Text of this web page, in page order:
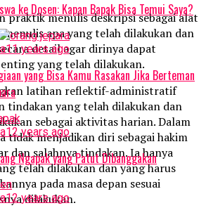
praktik menulis deskripsi sebagai alat
apa yang telah dilakukan dan
detail agar dirinya dapat
yang telah dilakukan.
latihan reflektif-administratif
tindakan yang telah dilakukan dan
sebagai aktivitas harian. Dalam
tidak menjadikan diri sebagai hakim
dan salahnya tindakan. Ia hanya
telah dilakukan dan yang harus
pada masa depan sesuai
dilakukan.
ke Dosen: Kapan Bapak Bisa Temui Saya?
11 years ago
yang Bisa Kamu Rasakan Jika Berteman
12 years ago
Ngapak yang Patut Dibanggakan
12 years ago